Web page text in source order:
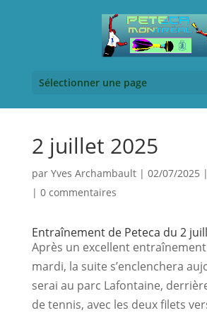
Sélectionner une page
2 juillet 2025
par Yves Archambault| 02/07/2025 |
| 0 commentaires
Entraînement de Peteca du 2
Après un excellent
mardi, la suite s’enclenchera
serai au parc Lafontaine,
de tennis, avec les deux filets